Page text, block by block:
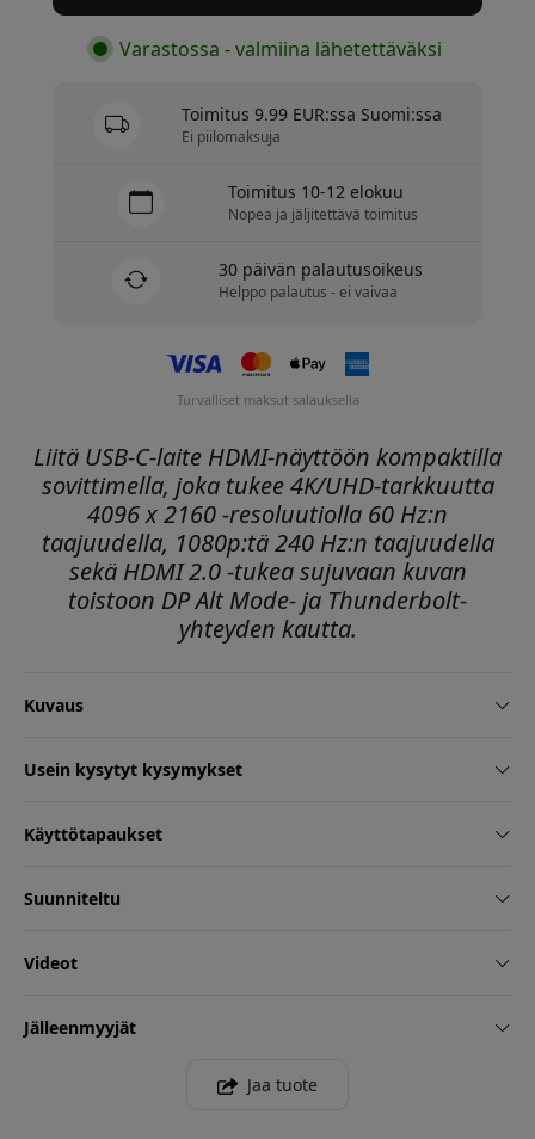
Varastossa - valmiina lähetettäväksi
Toimitus 9.99 EUR:ssa Suomi:ssa
Ei piilomaksuja
Toimitus 10-12 elokuu
Nopea ja jäljitettävä toimitus
30 päivän palautusoikeus
Helppo palautus - ei vaivaa
Turvalliset maksut salauksella
Liitä USB-C-laite HDMI-näyttöön kompaktilla
sovittimella, joka tukee 4K/UHD-tarkkuutta
4096 x 2160 -resoluutiolla 60 Hz:n
taajuudella, 1080p:tä 240 Hz:n taajuudella
sekä HDMI 2.0 -tukea sujuvaan kuvan
toistoon DP Alt Mode- ja Thunderbolt-
yhteyden kautta.
Kuvaus
Usein kysytyt kysymykset
Käyttötapaukset
Suunniteltu
Videot
Jälleenmyyjät
Jaa tuote